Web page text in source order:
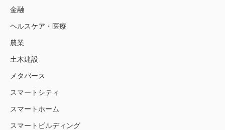
金融
ヘルスケア・医療
農業
土木建設
メタバース
スマートシティ
スマートホーム
スマートビルディング